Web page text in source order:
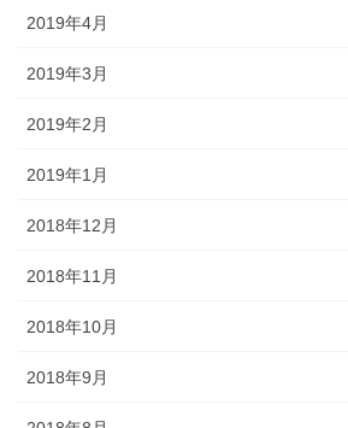
2019年4月
2019年3月
2019年2月
2019年1月
2018年12月
2018年11月
2018年10月
2018年9月